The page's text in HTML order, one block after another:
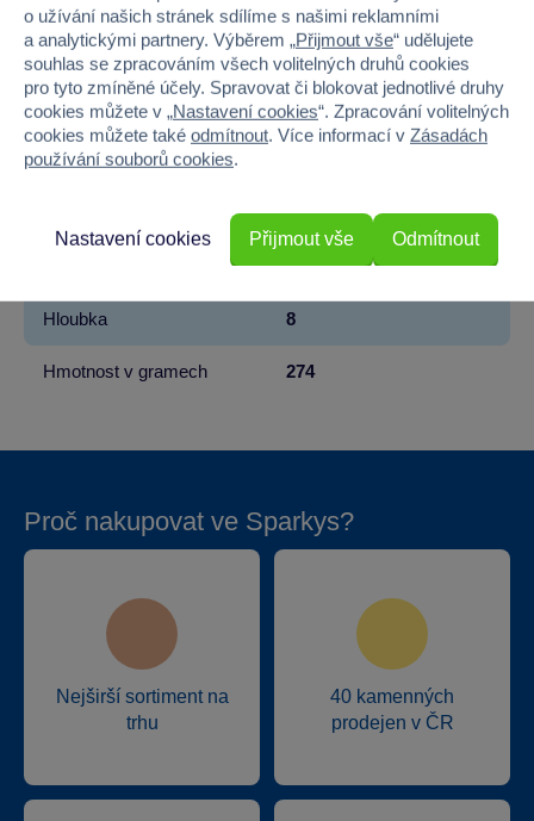
Značka Bestway
Věk od 7
Pohlaví HOLKA, KLUK
Materiál
43
19
Hloubka 8
Hmotnost v gramech 274
Proč nakupovat ve Sparkys?
Nejširší sortiment na
trhu
40 kamenných
prodejen v ČR
o užívání našich stránek sdílíme s našimi reklamními
a analytickými partnery. Výběrem „Přijmout vše“ udělujete
souhlas se zpracováním všech volitelných druhů cookies
pro tyto zmíněné účely. Spravovat či blokovat jednotlivé druhy
cookies můžete v „Nastavení cookies“. Zpracování volitelných
cookies můžete také odmítnout. Více informací v Zásadách
používání souborů cookies.
Odmítnout
Nastavení cookies Přijmout vše